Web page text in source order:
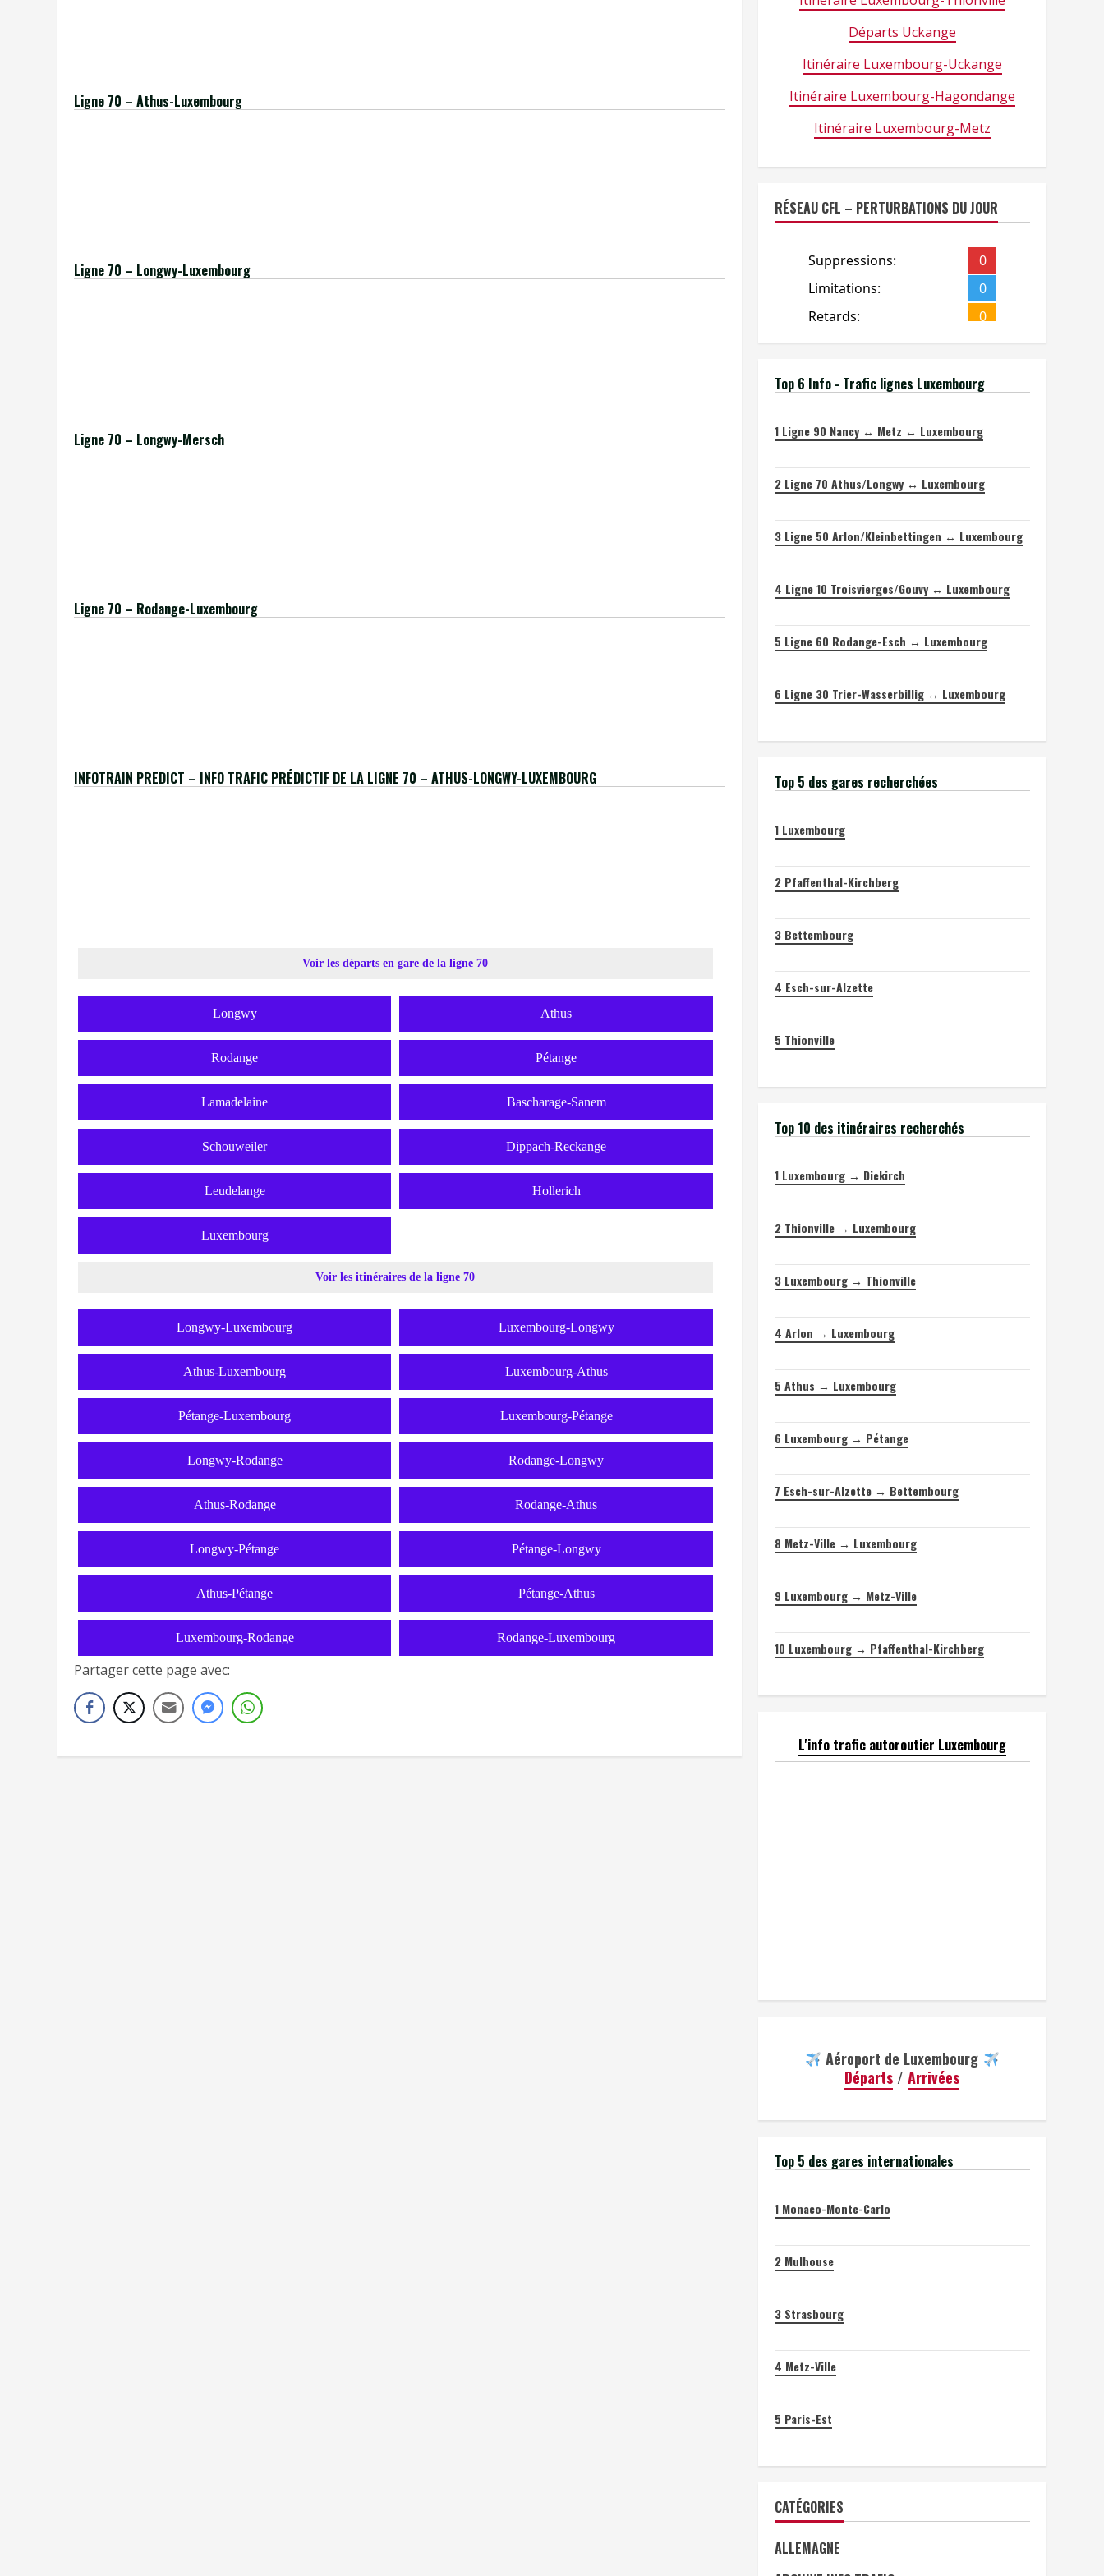
Ligne 70 – Athus-Luxembourg
Ligne 70 – Longwy-Luxembourg
Ligne 70 – Longwy-Mersch
Ligne 70 – Rodange-Luxembourg
INFOTRAIN PREDICT – INFO TRAFIC PRÉDICTIF DE LA LIGNE 70 – ATHUS-LONGWY-LUXEMBOURG
Voir les départs en gare de la ligne 70
Longwy Athus
Rodange Pétange
Lamadelaine Bascharage-Sanem
Schouweiler Dippach-Reckange
Leudelange Hollerich
Luxembourg
Voir les itinéraires de la ligne 70
Longwy-Luxembourg Luxembourg-Longwy
Athus-Luxembourg Luxembourg-Athus
Pétange-Luxembourg Luxembourg-Pétange
Longwy-Rodange Rodange-Longwy
Athus-Rodange Rodange-Athus
Longwy-Pétange Pétange-Longwy
Athus-Pétange Pétange-Athus
Luxembourg-Rodange Rodange-Luxembourg
Partager cette page avec:
Départs Uckange
Itinéraire Luxembourg-Uckange
Itinéraire Luxembourg-Hagondange
Itinéraire Luxembourg-Metz
RÉSEAU CFL – PERTURBATIONS DU JOUR
Top 6 Info - Trafic lignes Luxembourg
1Ligne 90 Nancy ↔ Metz ↔ Luxembourg
2Ligne 70 Athus/Longwy ↔ Luxembourg
3Ligne 50 Arlon/Kleinbettingen ↔ Luxembourg
4 Ligne 10 Troisvierges/Gouvy ↔ Luxembourg
5 Ligne 60 Rodange-Esch ↔ Luxembourg
6 Ligne 30 Trier-Wasserbillig ↔ Luxembourg
Top 5 des gares recherchées
1 Luxembourg
2 Pfaffenthal-Kirchberg
3 Bettembourg
4 Esch-sur-Alzette
5 Thionville
Top 10 des itinéraires recherchés
1 Luxembourg → Diekirch
2 Thionville → Luxembourg
3 Luxembourg → Thionville
4 Arlon → Luxembourg
5 Athus → Luxembourg
6 Luxembourg → Pétange
7 Esch-sur-Alzette → Bettembourg
8 Metz-Ville → Luxembourg
9 Luxembourg → Metz-Ville
10 Luxembourg → Pfaffenthal-Kirchberg
L'info trafic autoroutier Luxembourg
Aéroport de Luxembourg
Départs /Arrivées
Top 5 des gares internationales
1 Monaco-Monte-Carlo
2 Mulhouse
3 Strasbourg
4 Metz-Ville
5 Paris-Est
CATÉGORIES
ALLEMAGNE